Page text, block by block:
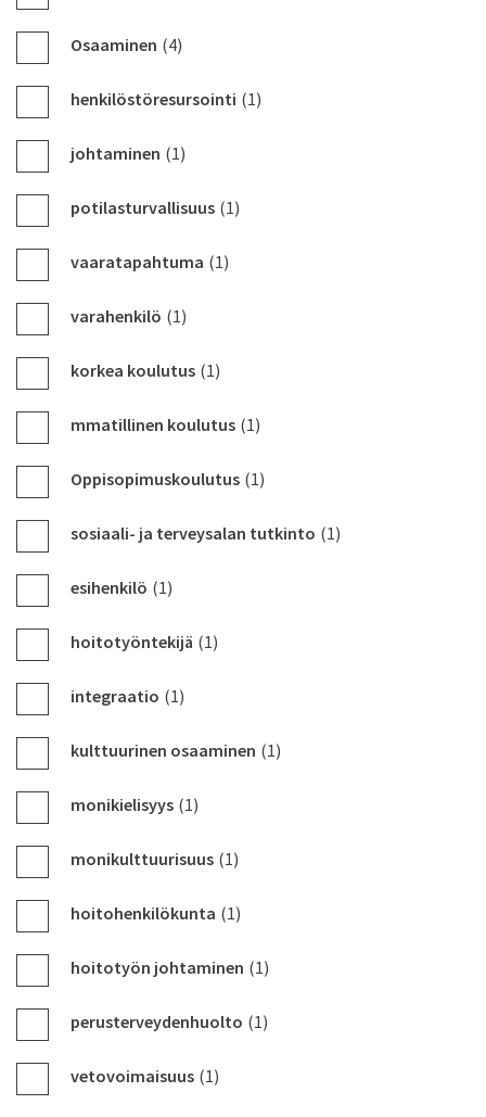
Osaaminen (4)
henkilöstöresursointi (1)
johtaminen (1)
potilasturvallisuus (1)
vaaratapahtuma (1)
varahenkilö (1)
korkea koulutus (1)
mmatillinen koulutus (1)
Oppisopimuskoulutus (1)
sosiaali- ja terveysalan tutkinto (1)
esihenkilö (1)
hoitotyöntekijä (1)
integraatio (1)
kulttuurinen osaaminen (1)
monikielisyys (1)
monikulttuurisuus (1)
hoitohenkilökunta (1)
hoitotyön johtaminen (1)
perusterveydenhuolto (1)
vetovoimaisuus (1)